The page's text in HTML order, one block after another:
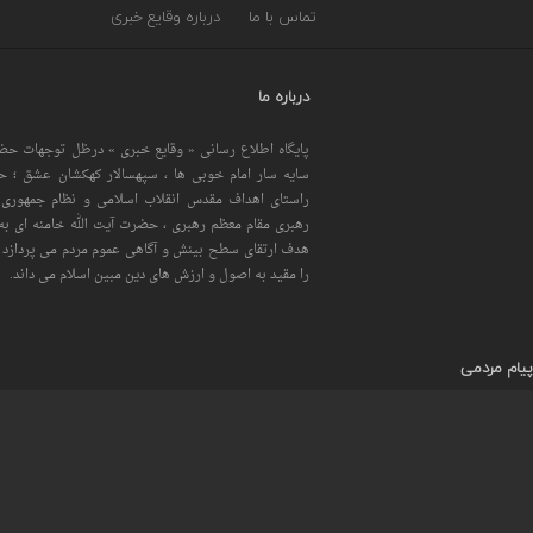
تماس با ما درباره وقایع خبری
درباره ما
پایگاه اطلاع رسانی « وقایع خبری » درظل توجهات
سایه سار امام خوبی ها ، سپهسالار کهکشان عشق
راستای اهداف مقدس انقلاب اسلامی و نظام
رهبری مقام معظم رهبری ، حضرت آیت الله خامنه ای
هدف ارتقای سطح بینش و آگاهی عموم مردم می
را مقید به اصول و ارزش های دین مبین اسلام می داند.
پیام مردمی